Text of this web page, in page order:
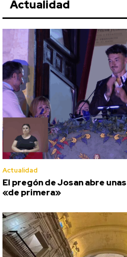
Actualidad
Actualidad
El pregón de Josan abre
«de primera»